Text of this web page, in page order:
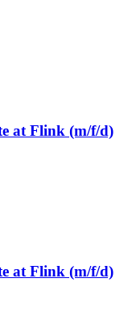
at Flink (m/f/d)
at Flink (m/f/d)